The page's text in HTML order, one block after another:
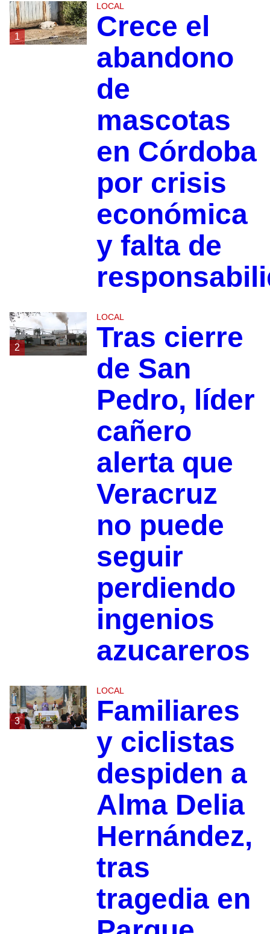
1
LOCAL
Crece el
abandono
de
mascotas
en Córdoba
por crisis
económica
y falta de
2
LOCAL
Tras cierre
de San
Pedro, líder
cañero
alerta que
Veracruz
no puede
seguir
perdiendo
ingenios
azucareros
3
LOCAL
Familiares
y ciclistas
despiden a
Alma Delia
Hernández,
tras
tragedia en